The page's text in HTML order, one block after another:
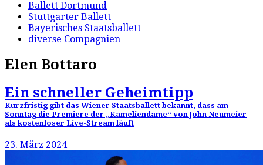
Ballett Dortmund
Stuttgarter Ballett
Bayerisches Staatsballett
diverse Compagnien
Elen Bottaro
Ein schneller Geheimtipp
Kurzfristig gibt das Wiener Staatsballett bekannt, dass am
Sonntag die Premiere der „Kameliendame“ von John Neumeier
als kostenloser Live-Stream läuft
23. März 2024